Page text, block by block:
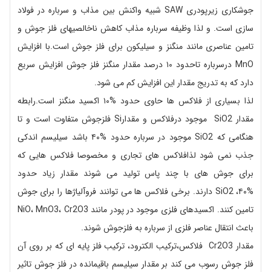
جوشکاری زیرپودری SAW شبیه واکنش بین مذاب و سرباره در فولاد
سازی است. و لذا وظیفه سرباره مذاب کاهش ناخالصیهای فلز جوش و
تامین عناصری مانند منگنز و سیلیکون برای فلز جوش است.با افزایش
MnO درسرباره تاحدود ۱۰ درصد مقدار منگنز فلز جوش افزایش سریع
دارد که به تدریج مقدار این افزایش کم می شود.
لذا بسیاری از فلاکس ها حاوی حدود %۱۰ اکسید منگنز است.رابطه
مقدار SiO2 موجود درفلاکس و مقدارSi فلزجوش متفاوت است و تا
هنگامی که SiO2 موجود در سرباره حدود %۴۰ باشد سیلیسم اندکی
جذب نمی شود لذافلاکس های تجاری و مخصوصا فلاکس هایی که
برای جوش های با چند پاس تولید می شوند مقدار زیاد حدود
%۴۰، SiO2 دارند. برخی فلاکس ها می توانند فروآلیاژها را برای جوش
تامین کنند. اکسیدهای فلزی موجود در پودر مانند NiO، MnO3، Cr2O3
باعث انتقال عناصر فلزی از سرباره به فلزجوش شوند.
مقدار Cr2O3 فلاکس،ترکیب الکترود، ترکیب فلز پایه ای که بر روی آن
فلز جوش رسوب می کند بر مقدار سیلیسم باقیمانده در فلز جوش تاثیر